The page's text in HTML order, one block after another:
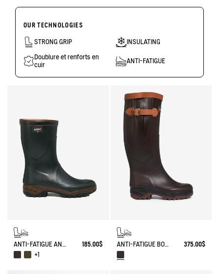
OUR TECHNOLOGIES
STRONG GRIP INSULATING
Doublure et renforts en
cuir
ANTI-FATIGUE
ANTI-FATIGUE ANKLE BOOT PARCOURS 2.0
185.00$
+1
ANTI-FATIGUE BOOT PARCOURS 2.0 ADJUSTABLE LEATHER-LINED 375.00$